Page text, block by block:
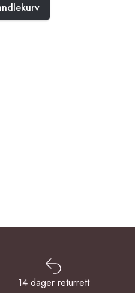
14 dager returrett